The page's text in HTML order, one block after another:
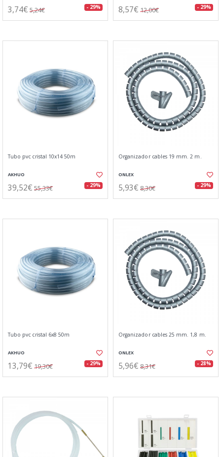
3,74€ 5,24€ - 29% 8,57€ 12,00€ - 29%
Tubo pvc cristal 10x14 50m
AKHUO
39,52€ 55,33€ - 29%
Organizador cables 19 mm. 2 m.
ONLEX
5,93€ 8,30€ - 29%
Tubo pvc cristal 6x8 50m
AKHUO
13,79€ 19,30€ - 29%
Organizador cables 25 mm. 1,8 m.
ONLEX
5,96€ 8,31€ - 28%